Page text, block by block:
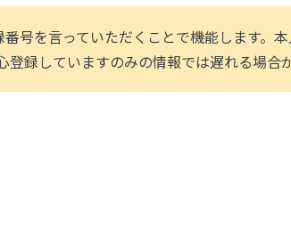
号を言っていただくことで機能します。
録していますのみの情報では遅れる場合